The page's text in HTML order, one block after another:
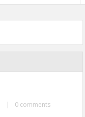
| 0 comments